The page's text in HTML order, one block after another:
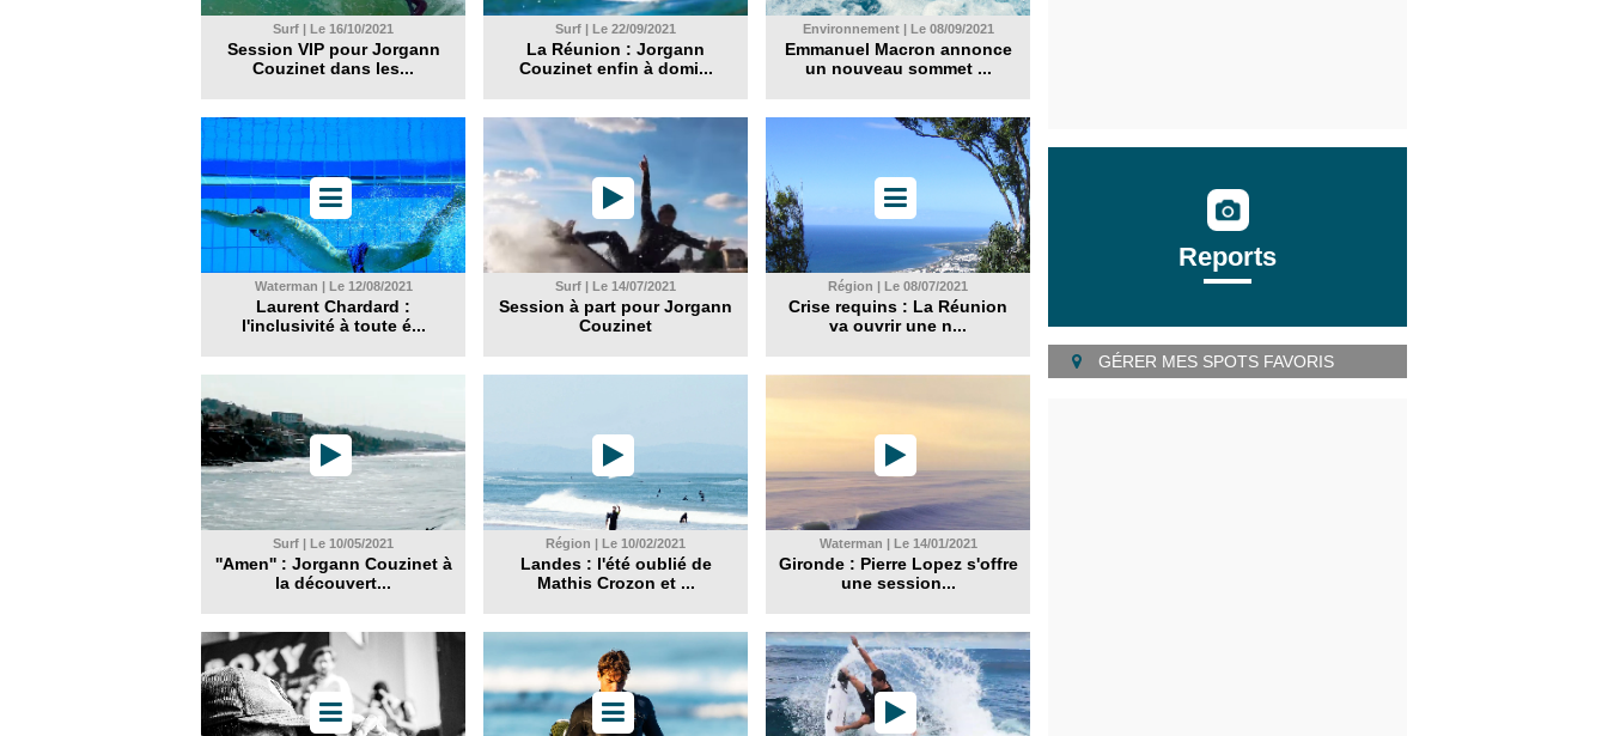
Surf | Le 16/10/2021
Session VIP pour Jorgann
Couzinet dans les...
Surf | Le 22/09/2021
La Réunion : Jorgann
Couzinet enfin à domi...
Environnement | Le 08/09/2021
Emmanuel Macron annonce
un nouveau sommet ...
Waterman | Le 12/08/2021
Laurent Chardard :
l'inclusivité à toute é...
Surf | Le 14/07/2021
Session à part pour Jorgann
Couzinet
Région | Le 08/07/2021
Crise requins : La Réunion
va ouvrir une n...
Surf | Le 10/05/2021
''Amen'' : Jorgann Couzinet à
la découvert...
Région | Le 10/02/2021
Landes : l'été oublié de
Mathis Crozon et ...
Waterman | Le 14/01/2021
Gironde : Pierre Lopez s'offre
une session...
Reports
GÉRER MES SPOTS FAVORIS